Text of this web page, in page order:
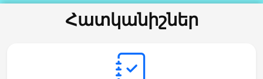
Հատկանիշներ